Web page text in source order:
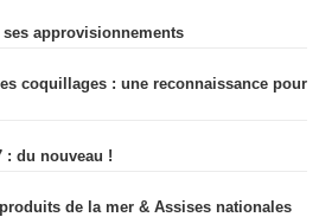
approvisionnements
coquillages : une reconnaissance pour
: du nouveau !
de la mer & Assises nationales